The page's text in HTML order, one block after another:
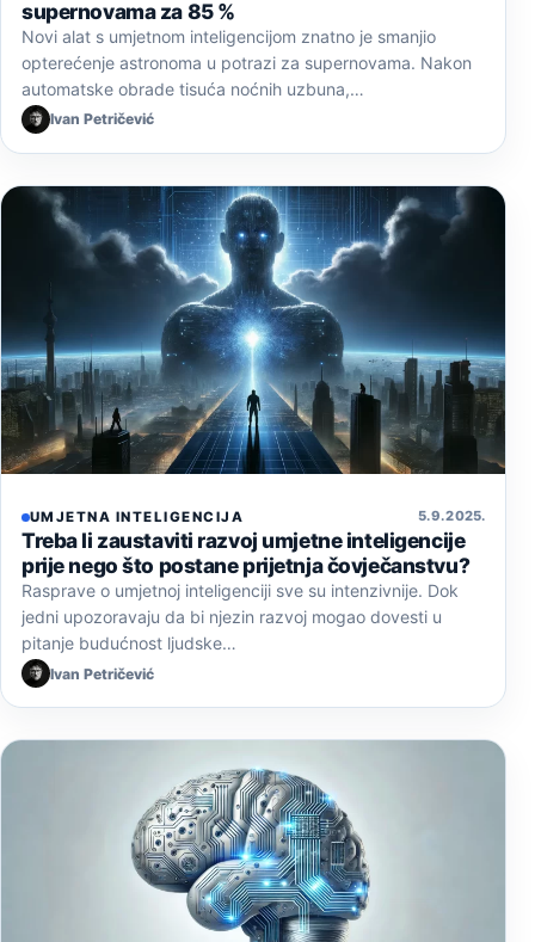
supernovama za 85 %
Novi alat s umjetnom inteligencijom znatno je smanjio
opterećenje astronoma u potrazi za supernovama. Nakon
automatske obrade tisuća noćnih uzbuna,…
Ivan Petričević
UMJETNA INTELIGENCIJA 5. 9. 2025.
Treba li zaustaviti razvoj umjetne inteligencije
prije nego što postane prijetnja čovječanstvu?
Rasprave o umjetnoj inteligenciji sve su intenzivnije. Dok
jedni upozoravaju da bi njezin razvoj mogao dovesti u
pitanje budućnost ljudske…
Ivan Petričević